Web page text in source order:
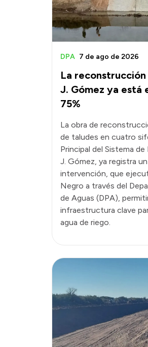
La
J. Gómez ya está
75%
DPA 7 de ago de 2026
La obra de
de taludes en cuatro
Principal del Sistema
J. Gómez, ya registra
intervención, que
Negro a través del
de Aguas (DPA),
infraestructura clave
agua de riego.